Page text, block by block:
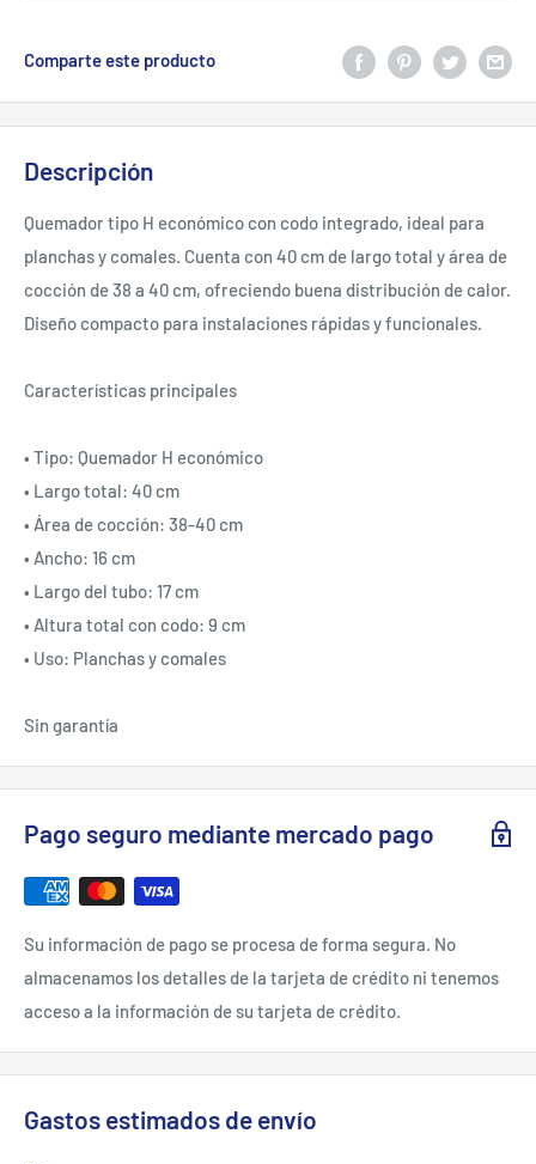
Comparte este producto
Descripción
Quemador tipo H económico con codo integrado, ideal para
planchas y comales. Cuenta con 40 cm de largo total y área de
cocción de 38 a 40 cm, ofreciendo buena distribución de calor.
Diseño compacto para instalaciones rápidas y funcionales.
Características principales
• Tipo: Quemador H económico
• Largo total: 40 cm
• Área de cocción: 38-40 cm
• Ancho: 16 cm
• Largo del tubo: 17 cm
• Altura total con codo: 9 cm
• Uso: Planchas y comales
Sin garantía
Pago seguro mediante mercado pago
Su información de pago se procesa de forma segura. No
almacenamos los detalles de la tarjeta de crédito ni tenemos
acceso a la información de su tarjeta de crédito.
Gastos estimados de envío